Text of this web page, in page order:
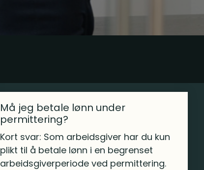
Må jeg betale lønn under
permittering?
Kort svar: Som arbeidsgiver har du kun
plikt til å betale lønn i en begrenset
arbeidsgiverperiode ved permittering.